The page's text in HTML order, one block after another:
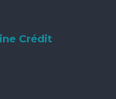
Crédit